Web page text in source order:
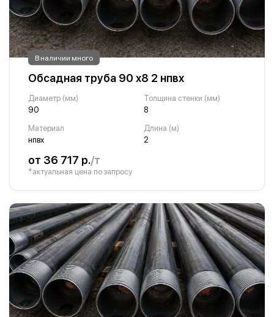
В наличии много
Обсадная труба 90 х8 2 нпвх
Диаметр (мм)
90
Толщина стенки (мм)
8
Материал
нпвх
Длина (м)
2
от 36 717 р./т
*актуальная цена по запросу